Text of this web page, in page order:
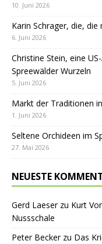
10. Juni 2026
Karin Schrager, die,
6. Juni 2026
Christine Stein, eine
Spreewälder Wurzeln
5. Juni 2026
Markt der Traditionen
1. Juni 2026
Seltene Orchideen im
27. Mai 2026
NEUESTE
Gerd Laeserzu Kurt
Nussschale
Peter Beckerzu Das